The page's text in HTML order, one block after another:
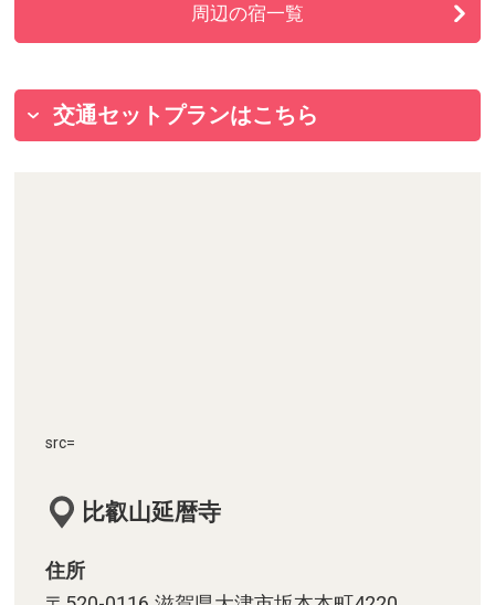
周辺の宿一覧
交通セットプランはこちら
src=
比叡山延暦寺
住所